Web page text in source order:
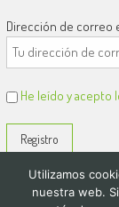
Dirección de correo
He leído y acepto
Utilizamos
nuestra web.